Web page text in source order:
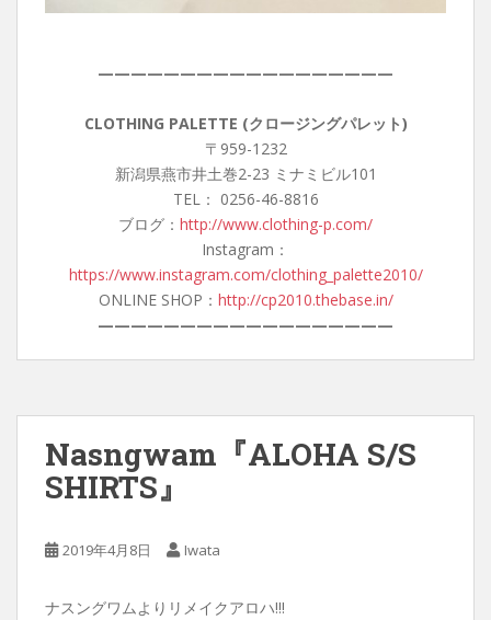
——————————————————
CLOTHING PALETTE (クロージングパレット)
〒959-1232
新潟県燕市井土巻2-23 ミナミビル101
TEL： 0256-46-8816
ブログ： http://www.clothing-p.com/
Instagram：
https://www.instagram.com/clothing_palette2010/
ONLINE SHOP： http://cp2010.thebase.in/
——————————————————
Nasngwam『ALOHA S/S
SHIRTS』
2019年4月8日 Iwata
ナスングワムよりリメイクアロハ!!!